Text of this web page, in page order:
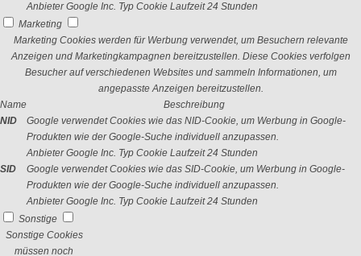
Anbieter Google Inc. Typ Cookie Laufzeit 24 Stunden
Marketing
Marketing Cookies werden für Werbung verwendet, um Besuchern relevante
Anzeigen und Marketingkampagnen bereitzustellen. Diese Cookies verfolgen
Besucher auf verschiedenen Websites und sammeln Informationen, um
angepasste Anzeigen bereitzustellen.
Name
Beschreibung
NID
Google verwendet Cookies wie das NID-Cookie, um Werbung in Google-
Produkten wie der Google-Suche individuell anzupassen.
Anbieter Google Inc. Typ Cookie Laufzeit 24 Stunden
SID
Google verwendet Cookies wie das SID-Cookie, um Werbung in Google-
Produkten wie der Google-Suche individuell anzupassen.
Anbieter Google Inc. Typ Cookie Laufzeit 24 Stunden
Sonstige
Sonstige Cookies
müssen noch